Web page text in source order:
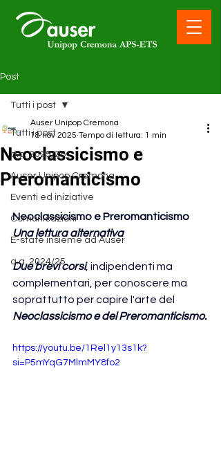
Post
Tutti i post
a.a. 2025/26
Auser Unipop Cremona
Eventi ed iniziative
Comunicazioni
E-state insieme ad Auser
a.a. 2024/25
Tutti i post
Neoclassicismo e
Preromanticismo
Auser Unipop Cremona
18 nov 2025 Tempo di lettura: 1 min
Neoclassicismo e Preromanticismo
Una lettura alternativa
Due brevi corsi, indipendenti ma
complementari, per conoscere ma
soprattutto per capire l'arte del
Neoclassicismo e del Preromanticismo.
https://youtu.be/1Rel1y13s1k?
si=P5mYqG7MlmMY8fo2